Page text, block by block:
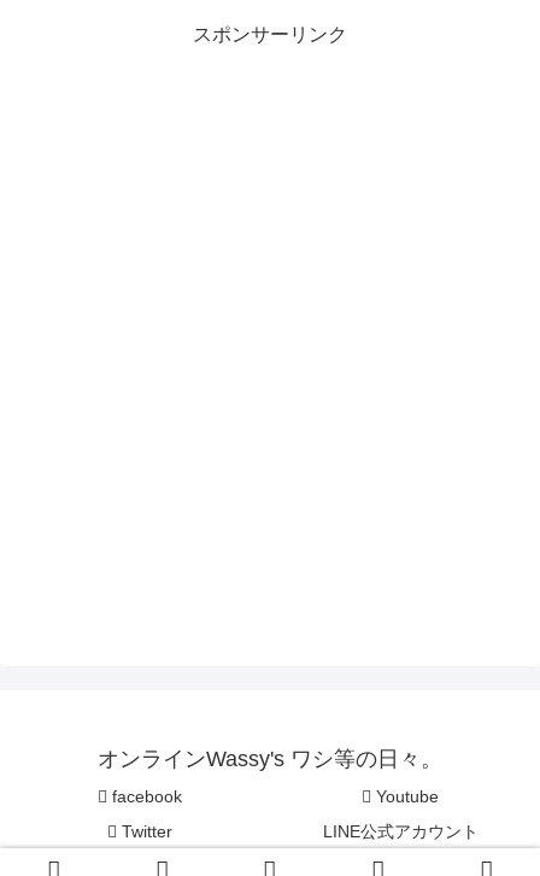
スポンサーリンク
オンラインWassy's ワシ等の日々。
facebook
Youtube
Twitter
LINE公式アカウント